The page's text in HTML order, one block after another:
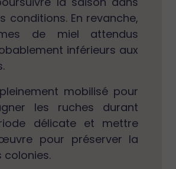
conditions. En revanche,
de miel attendus
inférieurs aux
mobilisé pour
les ruches durant
délicate et mettre
pour préserver la
colonies.